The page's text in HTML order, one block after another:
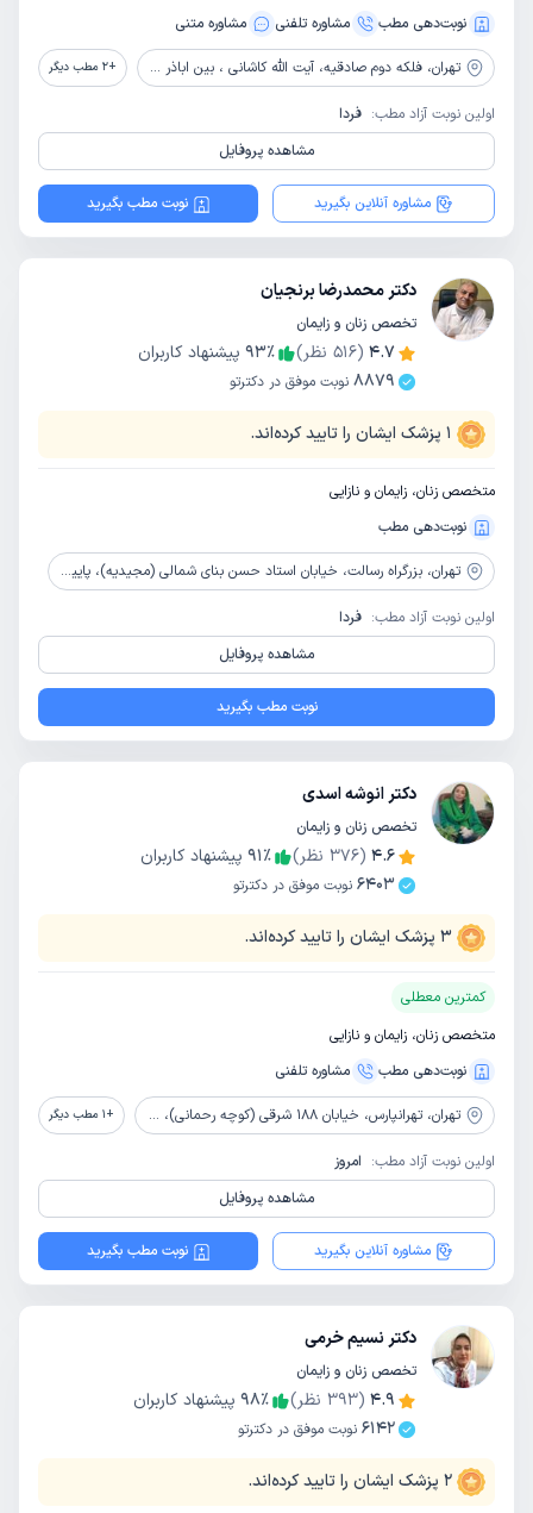
نوبت‌دهی مطب
مشاوره‌ تلفنی مشاوره‌ متنی
تهران، فلکه دوم صادقیه، آیت الله کاشانی ، بین اباذر و مهران، پلاک 69 ، ساختمان 107، واحد 20 ، طبقه 5 +
2 مطب دیگر
اولین نوبت آزاد مطب: فردا
مشاهده پروفایل
مشاوره آنلاین بگیرید نوبت مطب بگیرید
دکتر محمدرضا برنجیان
تخصص زنان و زایمان
4.7
(
516 نظر) 93٪
پیشنهاد کاربران
8879 نوبت موفق در دکترتو
1 پزشک ایشان را تایید کرده‌اند.
متخصص زنان، زایمان و نازایی
نوبت‌دهی مطب
تهران، بزرگراه رسالت، خیابان استاد حسن بنای شمالی (مجیدیه)، پایین تر از مخابرات تندگویان، پلاک 583
اولین نوبت آزاد مطب: فردا
مشاهده پروفایل
نوبت مطب بگیرید
دکتر انوشه اسدی
تخصص زنان و زایمان
4.6
(
376 نظر) 91٪
پیشنهاد کاربران
6403 نوبت موفق در دکترتو
3 پزشک ایشان را تایید کرده‌اند.
کمترین معطلی
متخصص زنان، زایمان و نازایی
نوبت‌دهی مطب
مشاوره‌ تلفنی
تهران،تهرانپارس، خیابان 188 شرقی (کوچه رحمانی)، ساختمان پزشکان خاطره، طبقه بالای داروخانه دکتر رحیمی +
1 مطب دیگر
اولین نوبت آزاد مطب: امروز
مشاهده پروفایل
مشاوره آنلاین بگیرید نوبت مطب بگیرید
دکتر نسیم خرمی
تخصص زنان و زایمان
4.9
(
393 نظر) 98٪
پیشنهاد کاربران
6142 نوبت موفق در دکترتو
2 پزشک ایشان را تایید کرده‌اند.